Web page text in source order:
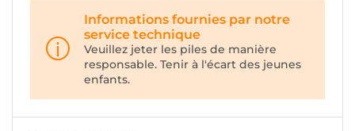
Informations fournies par notre
service technique
Veuillez jeter les piles de manière
responsable. Tenir à l'écart des jeunes
enfants.